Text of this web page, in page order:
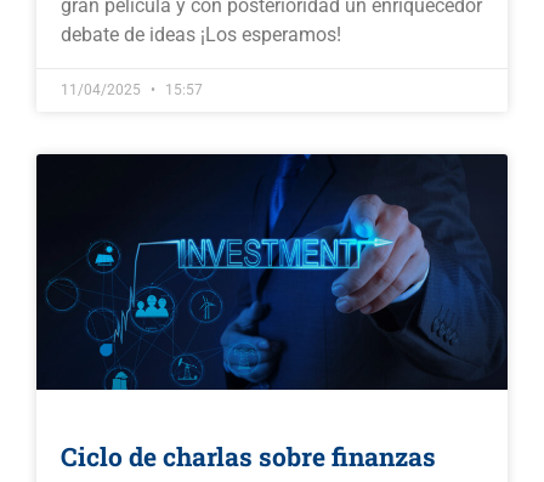
gran película y con posterioridad un enriquecedor
debate de ideas ¡Los esperamos!
11/04/2025 15:57
Ciclo de charlas sobre finanzas